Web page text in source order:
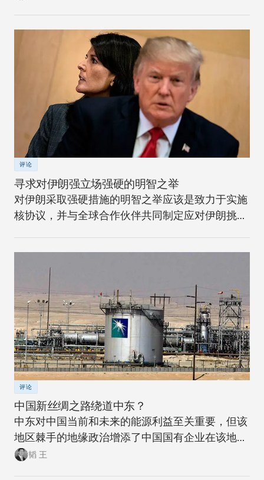
评论
寻求对伊朗强立场强硬的明智之举
对伊朗采取强硬措施的明智之举应该是致力于实施
核协议，并与全球合作伙伴共同制定应对伊朗挑战
评论
中国新丝绸之路绕道中东？
中东对中国当前和未来的能源利益至关重要，但该
地区棘手的地缘政治增添了中国国有企业在该地进
行大型海外投资的困扰。
韬 王